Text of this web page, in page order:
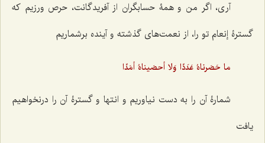
آری، اگر من و همۀ حسابگران از آفریدگانت، حرص ورزیم که
گسترۀ إنعام تو را، از نعمت‌های گذشته و آینده برشماریم
ما حَصَرناهُ عَدَدًا وَلا أحصَيناهُ أمَدًا
شمارۀ آن را به دست نیاوریم و انتها و گسترۀ آن را درنخواهیم
یافت